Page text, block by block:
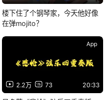
楼下住了个钢琴家，今天他好像
在弹mojito？
2.2万 73 20:33
App